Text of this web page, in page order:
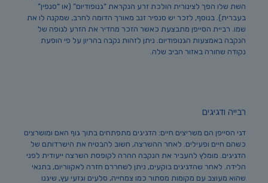
השת שלו הפך לצינורית הולכת זרע הנקראת “גנופודיום” (או “סנפין”
בעברית). בנוסף, לזכר יש סנפיר זנב מאורך הדומה לחרב, שמקנה לו את
שמו. רביית הסייפן מתבצעת כאשר הזכר מחדיר את הזרע לגופה של
הנקבה באמצעות הגנופודיום. ניתן לזהות נקבה בהריון על פי הופעת
נקודה שחורה באזור הביב שלה.
רבייה ודגיגים
דגי הסייפן הם משריצים חיים: הדגיגים מתפתחים בתוך גוף האם ומושרצים
כשהם חיים ופעילים. לאחר ההשרצה, חשוב להבטיח את הישרדותם של
הדגיגים. מומלץ להעביר את הנקבה ההרה לקופסת השרצה ייעודית לפני
הלידה. לאחר שהדגיגים בוקעים, ניתן לשחררם חזרה לאקווריום, בתנאי
שהוא מעוצב עם מקומות מסתור כמו צמחייה, סלעים וגזעי עץ, שיגנו